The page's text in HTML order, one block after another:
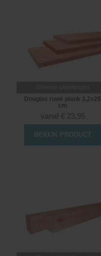
Douglas ruwe plank 3,2x20
cm
vanaf € 23,95
BEKIJK PRODUCT